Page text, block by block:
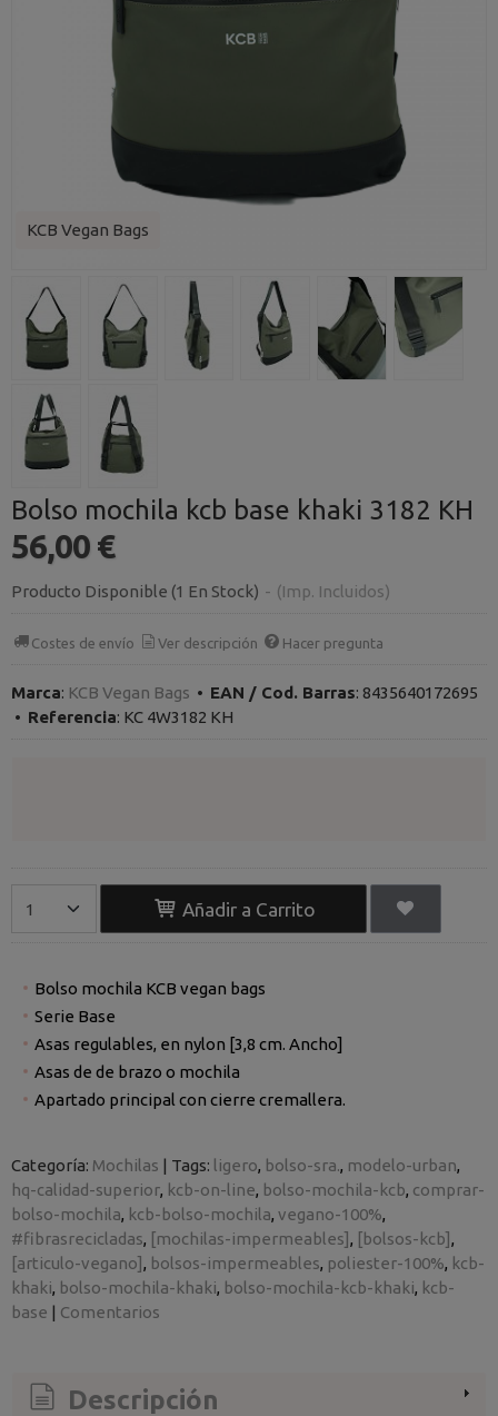
KCB Vegan Bags
Bolso mochila kcb base khaki 3182 KH
56,00 €
Producto Disponible (1 En Stock) - (Imp. Incluidos)
Costes de envío Ver descripción Hacer pregunta
Marca: KCB Vegan Bags • EAN / Cod. Barras: 8435640172695
• Referencia: KC 4W3182 KH
Añadir a Carrito
Bolso mochila KCB vegan bags
Serie Base
Asas regulables, en nylon [3,8 cm. Ancho]
Asas de de brazo o mochila
Apartado principal con cierre cremallera.
Categoría: Mochilas | Tags: ligero bolso-sra. modelo-urban
hq-calidad-superior kcb-on-line bolso-mochila-kcb comprar-
bolso-mochila kcb-bolso-mochila vegano-100%
#fibrasrecicladas [mochilas-impermeables]
[bolsos-kcb]
[articulo-vegano]
bolsos-impermeables poliester-100% kcb-
khaki bolso-mochila-khaki bolso-mochila-kcb-khaki kcb-
base | Comentarios
Descripción